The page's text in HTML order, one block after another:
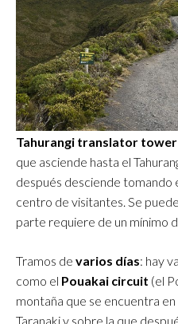
Tahurangi translator
que asciende hasta el
después desciende tomando
centro de visitantes. Se
parte requiere de un mínimo
Tramos de varios días: hay
como el Pouakai circuit (el
montaña que se encuentra
Taranaki y sobre la que